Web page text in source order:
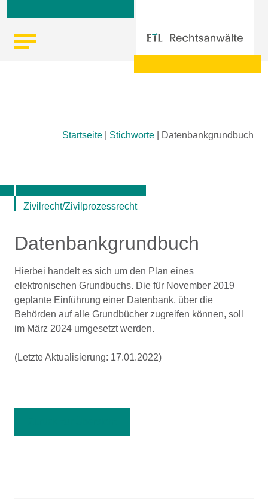
Startseite Stichworte Datenbankgrundbuch
Zivilrecht/Zivilprozessrecht
Datenbankgrundbuch
Hierbei handelt es sich um den Plan eines
elektronischen Grundbuchs. Die für November 2019
geplante Einführung einer Datenbank, über die
Behörden auf alle Grundbücher zugreifen können, soll
im März 2024 umgesetzt werden.
(Letzte Aktualisierung: 17.01.2022)